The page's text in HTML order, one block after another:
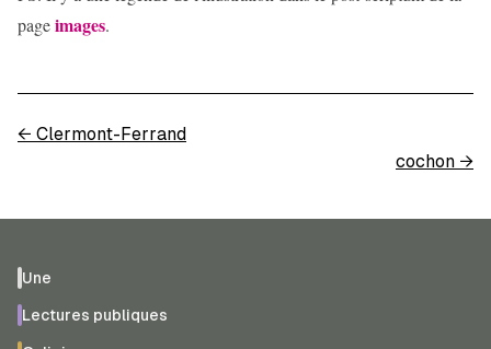
pageimages.
← Clermont-Ferrand
cochon →
Une
Lectures publiques